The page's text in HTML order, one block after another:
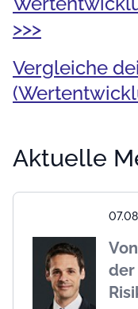
>>>
Vergleiche
Aktuelle
der